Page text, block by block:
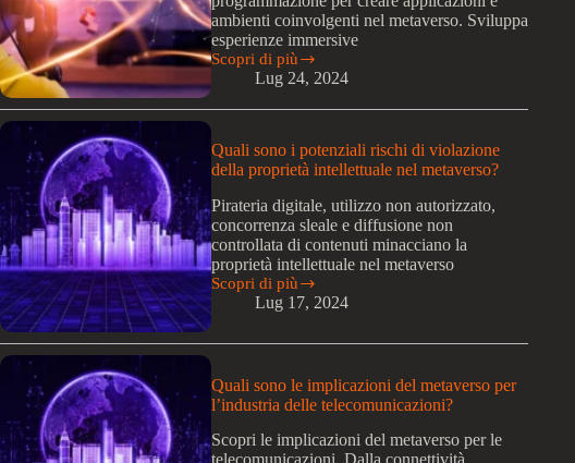
ambienti coinvolgenti nel metaverso. Sviluppa
esperienze immersive
Scopri di più
Metaverso:
Offrire
sviluppo
e
programmazione
per
la
creazione
di
applicazioni
e
ambienti
nel
metaverso.
Lug 24, 2024
Quali sono i potenziali rischi di violazione
della proprietà intellettuale nel metaverso?
Pirateria digitale, utilizzo non autorizzato,
concorrenza sleale e diffusione non
controllata di contenuti minacciano la
proprietà intellettuale nel metaverso
Scopri di più
Quali
sono
i
potenziali
rischi
di
violazione
proprietà
intellettuale
Lug 17, 2024
Quali sono le implicazioni del metaverso per
l’industria delle telecomunicazioni?
Scopri le implicazioni del metaverso per le